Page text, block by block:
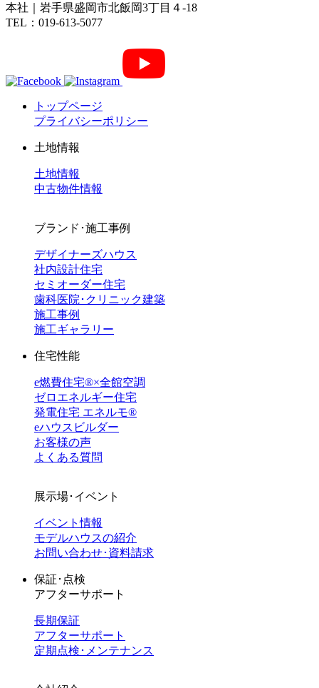
本社｜岩手県盛岡市北飯岡3丁目４-18
TEL：019-613-5077
トップページ
プライバシーポリシー
土地情報
土地情報
中古物件情報
ブランド･施工事例
デザイナーズハウス
社内設計住宅
セミオーダー住宅
歯科医院･クリニック建築
施工事例
施工ギャラリー
住宅性能
e燃費住宅®︎×全館空調
ゼロエネルギー住宅
発電住宅 エネルモ®
eハウスビルダー
お客様の声
よくある質問
展示場･イベント
イベント情報
モデルハウスの紹介
お問い合わせ･資料請求
保証･点検
アフターサポート
長期保証
アフターサポート
定期点検･メンテナンス